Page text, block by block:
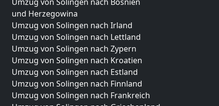
und Herzegowina
Umzug von Solingen nach Irland
Umzug von Solingen nach Lettland
Umzug von Solingen nach Zypern
Umzug von Solingen nach Kroatien
Umzug von Solingen nach Estland
Umzug von Solingen nach Finnland
Umzug von Solingen nach Frankreich